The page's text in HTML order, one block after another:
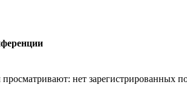
нет зарегистрированных